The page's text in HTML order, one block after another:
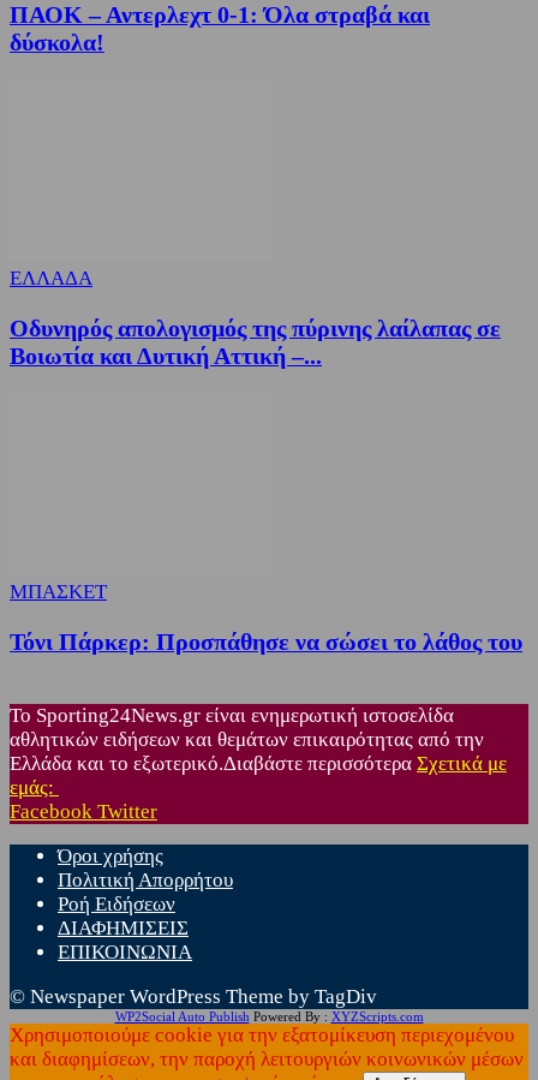
ΠΑΟΚ – Αντερλεχτ 0-1: Όλα στραβά και
δύσκολα!
ΕΛΛΑΔΑ
Οδυνηρός απολογισμός της πύρινης λαίλαπας σε
Βοιωτία και Δυτική Αττική –...
ΜΠΑΣΚΕΤ
Τόνι Πάρκερ: Προσπάθησε να σώσει το λάθος του
Το Sporting24News.gr είναι ενημερωτική ιστοσελίδα
αθλητικών ειδήσεων και θεμάτων επικαιρότητας από την
Ελλάδα και το εξωτερικό.Διαβάστε περισσότερα Σχετικά με
εμάς:
Facebook Twitter
Όροι χρήσης
Πολιτική Απορρήτου
Ροή Ειδήσεων
ΔΙΑΦΗΜΙΣΕΙΣ
ΕΠΙΚΟΙΝΩΝΙΑ
© Newspaper WordPress Theme by TagDiv
WP2Social Auto Publish Powered By : XYZScripts.com
Χρησιμοποιούμε cookie για την εξατομίκευση περιεχομένου
και διαφημίσεων, την παροχή λειτουργιών κοινωνικών μέσων